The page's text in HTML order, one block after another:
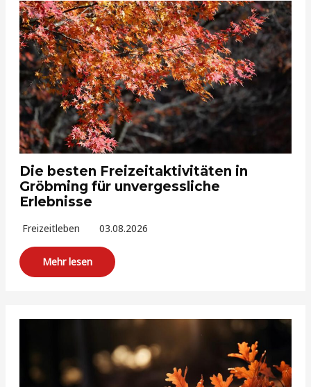
Die besten Freizeitaktivitäten in
Gröbming für unvergessliche
Erlebnisse
Freizeitleben 03.08.2026
Mehr lesen